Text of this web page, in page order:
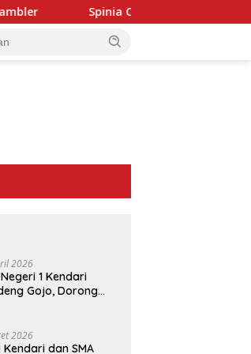
Spinia Casino – Quick‑Hit Slots en
2026
Negeri 1 Kendari
Gojo, Dorong
2026
Kendari dan SMA